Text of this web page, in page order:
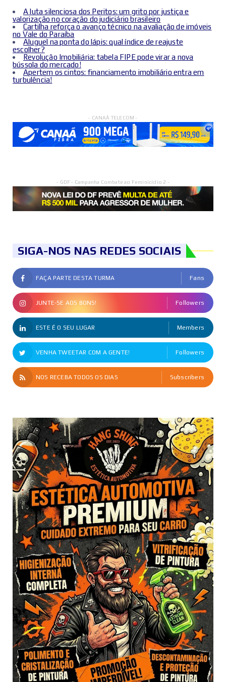
A luta silenciosa dos Peritos: um grito por justiça e
valorização no coração do judiciário brasileiro
Cartilha reforça o avanço técnico na avaliação de imóveis
no Vale do Paraíba
Aluguel na ponta do lápis: qual índice de reajuste
escolher?
Revolução Imobiliária: tabela FIPE pode virar a nova
bússola do mercado!
Apertem os cintos: financiamento imobiliário entra em
turbulência!
- CANAÃ TELECOM -
- GDF - Campanha Combate ao Feminicídio 2 -
SIGA-NOS NAS REDES SOCIAIS
FAÇA PARTE DESTA TURMA Fans
JUNTE-SE AOS BONS! Followers
ESTE É O SEU LUGAR Members
VENHA TWEETAR COM A GENTE! Followers
NOS RECEBA TODOS OS DIAS Subscribers